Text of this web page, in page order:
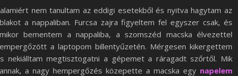
nem tanultam az eddigi esetekből és nyitva hagytam az
a nappaliban. Furcsa zajra figyeltem fel egyszer csak, és
bementem a nappaliba, a szomszéd macska élvezettel
a laptopom billentyűzetén. Mérgesen kikergettem
nekiálltam megtisztogatni a gépemet a ráragadt szőrtől. Mik
a nagy hempergőzés közepette a macska egy napelem